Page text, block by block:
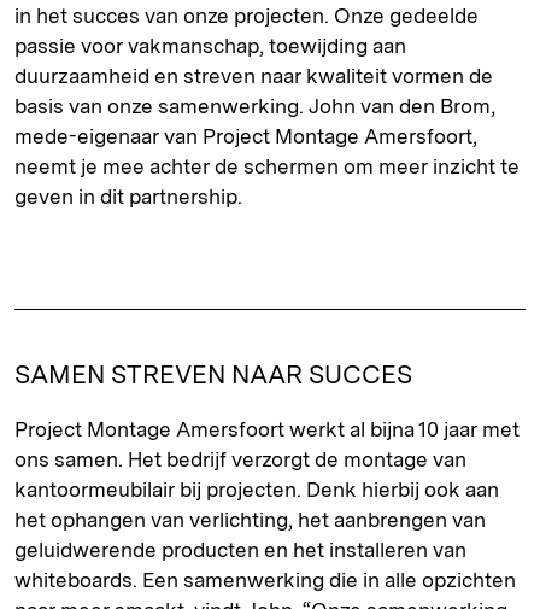
in het succes van onze projecten. Onze gedeelde
passie voor vakmanschap, toewijding aan
duurzaamheid en streven naar kwaliteit vormen de
basis van onze samenwerking. John van den Brom,
mede-eigenaar van Project Montage Amersfoort,
neemt je mee achter de schermen om meer inzicht te
geven in dit partnership.
SAMEN STREVEN NAAR SUCCES
Project Montage Amersfoort werkt al bijna 10 jaar met
ons samen. Het bedrijf verzorgt de montage van
kantoormeubilair bij projecten. Denk hierbij ook aan
het ophangen van verlichting, het aanbrengen van
geluidwerende producten en het installeren van
whiteboards. Een samenwerking die in alle opzichten